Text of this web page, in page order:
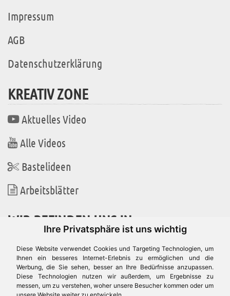
Ihre Privatsphäre ist uns wichtig
Diese Website verwendet Cookies und Targeting Technologien, um
Ihnen ein besseres Internet-Erlebnis zu ermöglichen und die
Werbung, die Sie sehen, besser an Ihre Bedürfnisse anzupassen.
Diese Technologien nutzen wir außerdem, um Ergebnisse zu
messen, um zu verstehen, woher unsere Besucher kommen oder um
Impressum
AGB
Datenschutzerklärung
KREATIV ZONE
Aktuelles Video
Alle Videos
Bastelideen
Arbeitsblätter
WIR BEFINDEN UNS IN
Es gibt uns auch in